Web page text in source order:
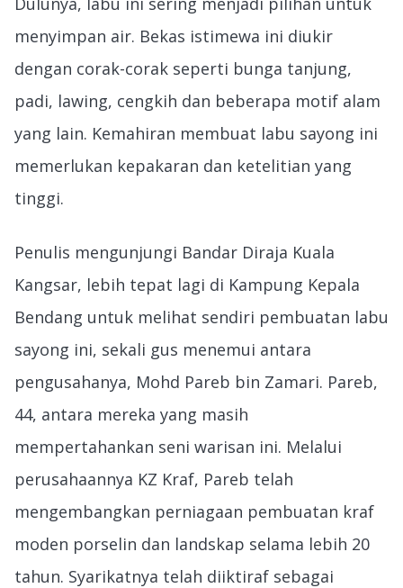
menyimpan air. Bekas istimewa ini diukir
dengan corak-corak seperti bunga tanjung,
padi, lawing, cengkih dan beberapa motif alam
yang lain. Kemahiran membuat labu sayong ini
memerlukan kepakaran dan ketelitian yang
tinggi.
Penulis mengunjungi Bandar Diraja Kuala
Kangsar, lebih tepat lagi di Kampung Kepala
Bendang untuk melihat sendiri pembuatan labu
sayong ini, sekali gus menemui antara
pengusahanya, Mohd Pareb bin Zamari. Pareb,
44, antara mereka yang masih
mempertahankan seni warisan ini. Melalui
perusahaannya KZ Kraf, Pareb telah
mengembangkan perniagaan pembuatan kraf
moden porselin dan landskap selama lebih 20
tahun. Syarikatnya telah diiktiraf sebagai